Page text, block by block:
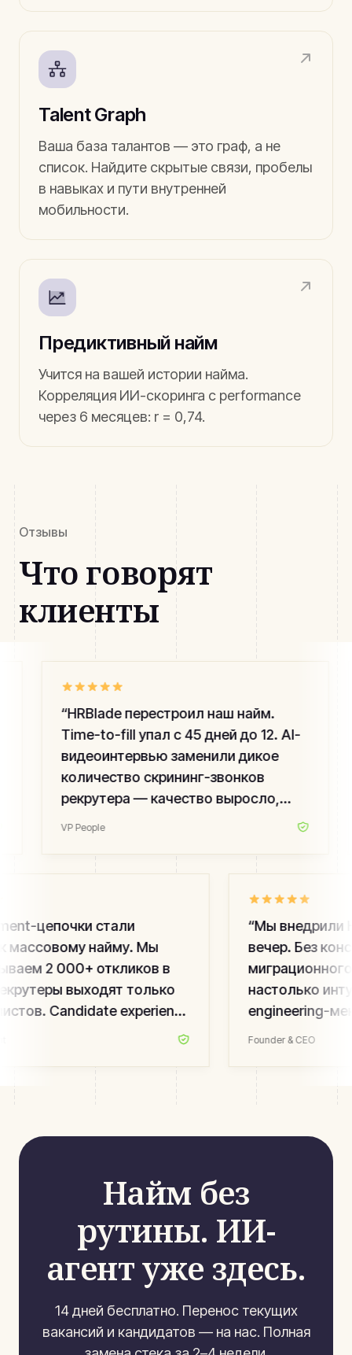
Talent Graph
Ваша база талантов — это граф, а не
список. Найдите скрытые связи, пробелы
в навыках и пути внутренней
мобильности.
Предиктивный найм
Учится на вашей истории найма.
Корреляция ИИ-скоринга с performance
через 6 месяцев: r = 0,74.
Отзывы
Что говорят
клиенты
HRBlade перестроил наш найм.
Time-to-fill упал с 45 дней до 12. AI-
видеоинтервью заменили дикое
количество скрининг-звонков
рекрутера — качество выросло,
VP People
цепочки стали
найму. Мы
2 000+ откликов в
выходят только
Candidate experience
Мы внедрили
вечер. Без
миграционного
настолько
engineering-
Founder & CEO
Найм без
рутины. ИИ-
агент уже здесь.
14 дней бесплатно. Перенос текущих
вакансий и кандидатов — на нас. Полная